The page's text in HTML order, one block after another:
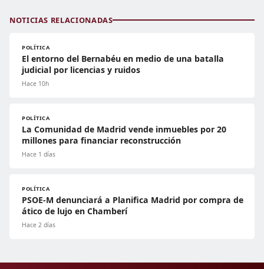
NOTICIAS RELACIONADAS
POLÍTICA
El entorno del Bernabéu en medio de una batalla
judicial por licencias y ruidos
Hace 10h
POLÍTICA
La Comunidad de Madrid vende inmuebles por 20
millones para financiar reconstrucción
Hace 1 días
POLÍTICA
PSOE-M denunciará a Planifica Madrid por compra de
ático de lujo en Chamberí
Hace 2 días